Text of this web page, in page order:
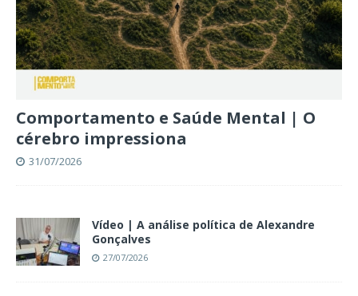
Comportamento e Saúde Mental | O
cérebro impressiona
31/07/2026
Vídeo | A análise política de Alexandre
Gonçalves
27/07/2026